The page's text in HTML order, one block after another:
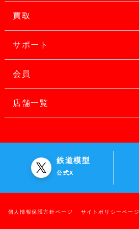
買取
サポート
会員
店舗一覧
鉄道模型
公式X
個人情報保護方針ページ サイトポリシーページ